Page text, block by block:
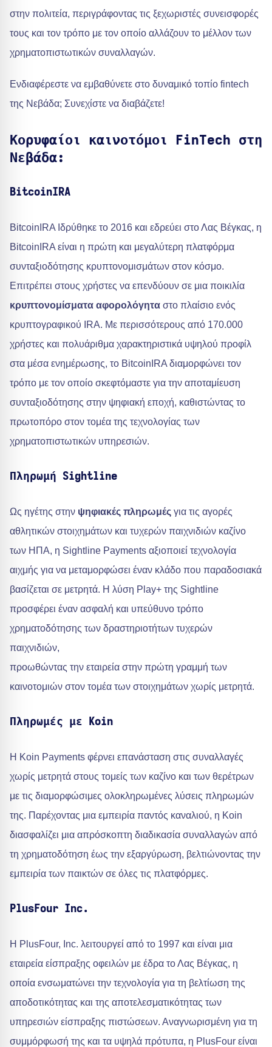
στην πολιτεία, περιγράφοντας τις ξεχωριστές συνεισφορές
τους και τον τρόπο με τον οποίο αλλάζουν το μέλλον των
χρηματοπιστωτικών συναλλαγών.
Ενδιαφέρεστε να εμβαθύνετε στο δυναμικό τοπίο fintech
της Νεβάδα; Συνεχίστε να διαβάζετε!
Κορυφαίοι καινοτόμοι FinTech στη
Νεβάδα:
BitcoinIRA
BitcoinIRA Ιδρύθηκε το 2016 και εδρεύει στο Λας Βέγκας, η
BitcoinIRA είναι η πρώτη και μεγαλύτερη πλατφόρμα
συνταξιοδότησης κρυπτονομισμάτων στον κόσμο.
Επιτρέπει στους χρήστες να επενδύουν σε μια ποικιλία
κρυπτονομίσματα αφορολόγητα στο πλαίσιο ενός
κρυπτογραφικού IRA. Με περισσότερους από 170.000
χρήστες και πολυάριθμα χαρακτηριστικά υψηλού προφίλ
στα μέσα ενημέρωσης, το BitcoinIRA διαμορφώνει τον
τρόπο με τον οποίο σκεφτόμαστε για την αποταμίευση
συνταξιοδότησης στην ψηφιακή εποχή, καθιστώντας το
πρωτοπόρο στον τομέα της τεχνολογίας των
χρηματοπιστωτικών υπηρεσιών.
Πληρωμή Sightline
Ως ηγέτης στην ψηφιακές πληρωμές για τις αγορές
αθλητικών στοιχημάτων και τυχερών παιχνιδιών καζίνο
των ΗΠΑ, η Sightline Payments αξιοποιεί τεχνολογία
αιχμής για να μεταμορφώσει έναν κλάδο που παραδοσιακά
βασίζεται σε μετρητά. Η λύση Play+ της Sightline
προσφέρει έναν ασφαλή και υπεύθυνο τρόπο
χρηματοδότησης των δραστηριοτήτων τυχερών
παιχνιδιών,
προωθώντας την εταιρεία στην πρώτη γραμμή των
καινοτομιών στον τομέα των στοιχημάτων χωρίς μετρητά.
Πληρωμές με Koin
Η Koin Payments φέρνει επανάσταση στις συναλλαγές
χωρίς μετρητά στους τομείς των καζίνο και των θερέτρων
με τις διαμορφώσιμες ολοκληρωμένες λύσεις πληρωμών
της. Παρέχοντας μια εμπειρία παντός καναλιού, η Koin
διασφαλίζει μια απρόσκοπτη διαδικασία συναλλαγών από
τη χρηματοδότηση έως την εξαργύρωση, βελτιώνοντας την
εμπειρία των παικτών σε όλες τις πλατφόρμες.
PlusFour Inc.
Η PlusFour, Inc. λειτουργεί από το 1997 και είναι μια
εταιρεία είσπραξης οφειλών με έδρα το Λας Βέγκας, η
οποία ενσωματώνει την τεχνολογία για τη βελτίωση της
αποδοτικότητας και της αποτελεσματικότητας των
υπηρεσιών είσπραξης πιστώσεων. Αναγνωρισμένη για τη
συμμόρφωσή της και τα υψηλά πρότυπα, η PlusFour είναι